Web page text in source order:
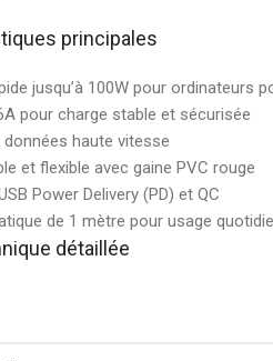
principales
jusqu’à 100W pour ordinateurs
pour charge stable et sécurisée
haute vitesse
et flexible avec gaine PVC rouge
Power Delivery (PD) et QC
de 1 mètre pour usage
détaillée